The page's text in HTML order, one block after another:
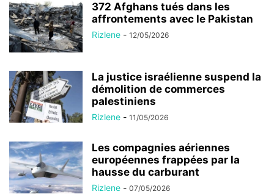
372 Afghans tués dans les
affrontements avec le Pakistan
Rizlene - 12/05/2026
La justice israélienne suspend la
démolition de commerces
palestiniens
Rizlene - 11/05/2026
Les compagnies aériennes
européennes frappées par la
hausse du carburant
Rizlene - 07/05/2026